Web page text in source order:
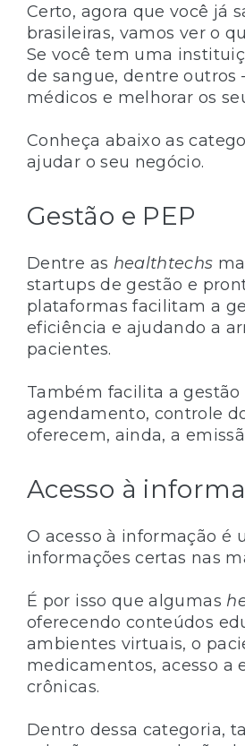
Certo, agora que você já
brasileiras, vamos ver o
Se você tem uma
de sangue, dentre
médicos e melhorar os
Conheça abaixo as
ajudar o seu negócio.
Gestão e PEP
Dentre as healthtechs
startups de gestão e
plataformas facilitam a
eficiência e ajudando a
pacientes.
Também facilita a
agendamento, controle
oferecem, ainda, a
Acesso à
O acesso à informação é
informações certas nas
É por isso que algumas
oferecendo conteúdos
ambientes virtuais, o
medicamentos, acesso a
crônicas.
Dentro dessa categoria,